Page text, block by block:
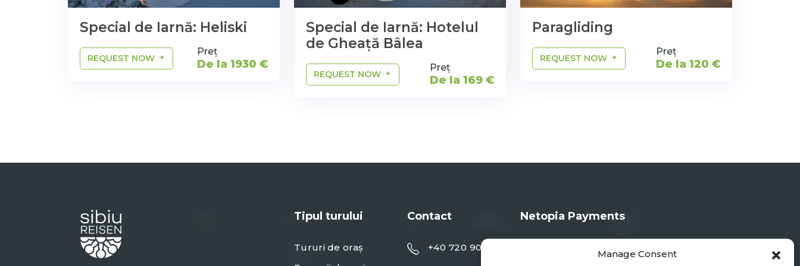
Manage Consent
Special de Iarnă: Heliski
REQUEST NOW
Preț
De la 1930 €
Special de Iarnă: Hotelul
de Gheață Bâlea
REQUEST NOW
Preț
De la 169 €
Paragliding
REQUEST NOW
Preț
De la 120 €
Tipul turului
Tururi de oraș
Contact
+40 720 901 091
Netopia Payments